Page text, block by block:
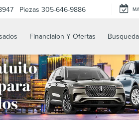
Piezas 305-646-9886
Financiaion Y Ofertas Busqueda